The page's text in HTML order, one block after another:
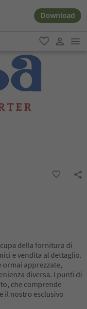
Download
favoriti
della fornitura di
e vendita al dettaglio.
ormai apprezzate,
diversa. I punti di
che comprende
il nostro esclusivo